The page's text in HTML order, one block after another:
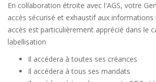
En collaboration étroite avec l'AGS, votre
accès sécurisé et exhaustif aux informations
accès est particulièrement apprécié dans le
labellisation
Il accédera à toutes ses créances
Il accédera à tous ses mandats